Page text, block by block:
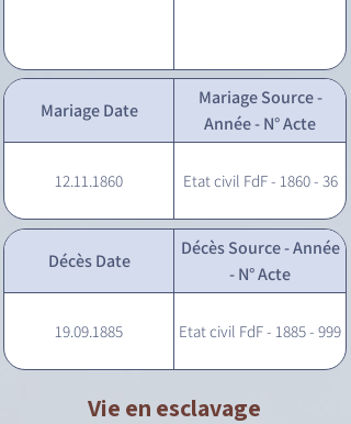
Mariage Date
Mariage Source -
Année - N° Acte
12.11.1860 Etat civil FdF - 1860 - 36
Décès Date
Décès Source - Année
- N° Acte
19.09.1885 Etat civil FdF - 1885 - 999
Vie en esclavage